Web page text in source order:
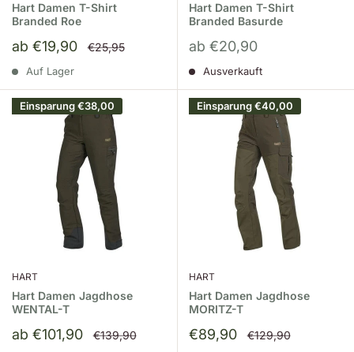
Hart Damen T-Shirt
Branded Roe
Sonderpreis
ab €19,90 Normalpreis
€25,95
Auf Lager
Hart Damen T-Shirt
Branded Basurde
Sonderpreis
ab €20,90
Ausverkauft
Einsparung€38,00
HART
Hart Damen Jagdhose
WENTAL-T
Sonderpreis
ab €101,90 Normalpreis
€139,90
Einsparung€40,00
HART
Hart Damen Jagdhose
MORITZ-T
Sonderpreis
€89,90 Normalpreis
€129,90